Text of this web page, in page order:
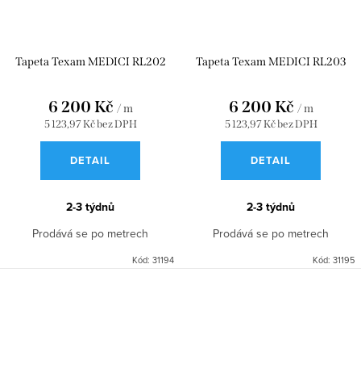
Tapeta Texam MEDICI RL202
5 123,97 Kč bez DPH
6 200 Kč / m
DETAIL
2-3 týdnů
Prodává se po metrech
Kód: 31194
Tapeta Texam MEDICI RL203
5 123,97 Kč bez DPH
6 200 Kč / m
DETAIL
2-3 týdnů
Prodává se po metrech
Kód: 31195